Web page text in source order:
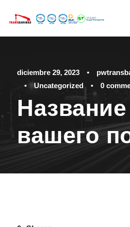
diciembre 29, 2023 •
•
Uncategorized • 0
Название
вашего